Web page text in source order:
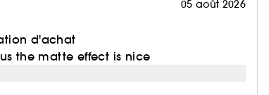
05 août 2026
d'achat
the matte effect is nice